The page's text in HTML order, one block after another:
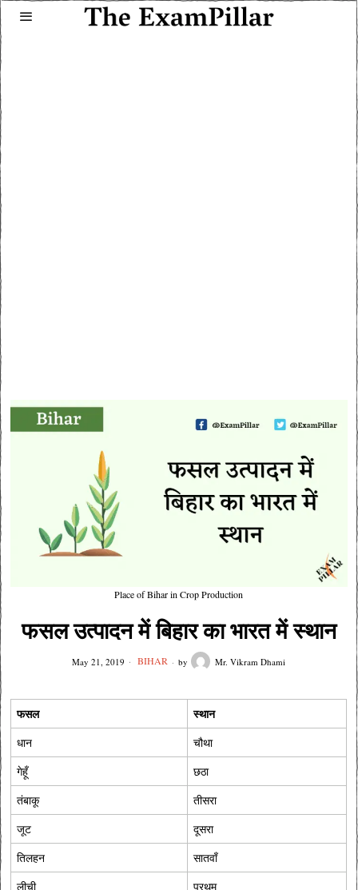
Place of Bihar in Crop Production
फसल उत्पादन में बिहार का भारत में स्थान
May 21, 2019 BIHAR by Mr. Vikram Dhami
फसल स्थान
धान
चौथा
गेहूँ
छठा
तंबाकू
तीसरा
जूट
दूसरा
तिलहन
सातवाँ
लीची
प्रथम